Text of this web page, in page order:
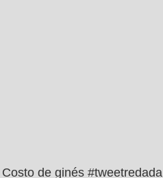
Costo de ginés #tweetredada